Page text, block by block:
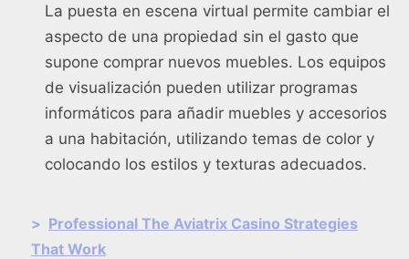
La puesta en escena virtual permite cambiar el
aspecto de una propiedad sin el gasto que
supone comprar nuevos muebles. Los equipos
de visualización pueden utilizar programas
informáticos para añadir muebles y accesorios
a una habitación, utilizando temas de color y
colocando los estilos y texturas adecuados.
> Professional The Aviatrix Casino Strategies
That Work